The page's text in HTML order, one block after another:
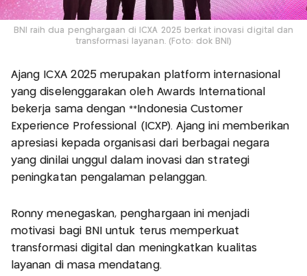
BNI raih dua penghargaan di ICXA 2025 berkat inovasi digital dan
transformasi layanan. (Foto: dok BNI)
Ajang ICXA 2025 merupakan platform internasional
yang diselenggarakan oleh Awards International
bekerja sama dengan **Indonesia Customer
Experience Professional (ICXP). Ajang ini memberikan
apresiasi kepada organisasi dari berbagai negara
yang dinilai unggul dalam inovasi dan strategi
peningkatan pengalaman pelanggan.
Ronny menegaskan, penghargaan ini menjadi
motivasi bagi BNI untuk terus memperkuat
transformasi digital dan meningkatkan kualitas
layanan di masa mendatang.